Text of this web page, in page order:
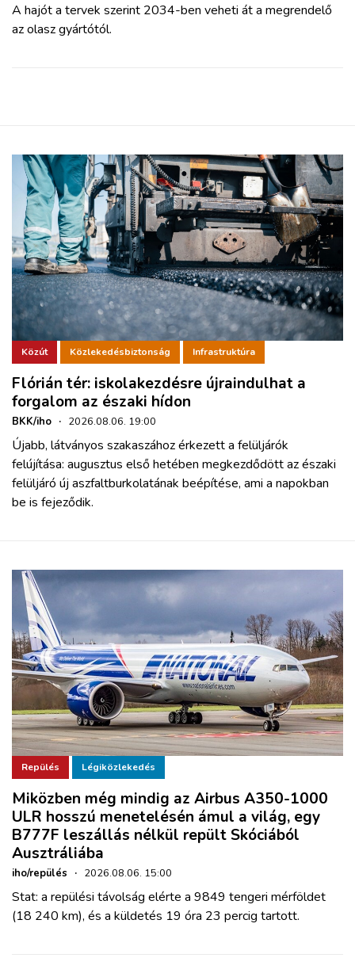
A hajót a tervek szerint 2034-ben veheti át a megrendelő
az olasz gyártótól.
Közút Közlekedésbiztonság Infrastruktúra
Flórián tér: iskolakezdésre újraindulhat a
forgalom az északi hídon
BKK/iho · 2026.08.06. 19:00
Újabb, látványos szakaszához érkezett a felüljárók
felújítása: augusztus első hetében megkezdődött az északi
felüljáró új aszfaltburkolatának beépítése, ami a napokban
be is fejeződik.
Repülés Légiközlekedés
Miközben még mindig az Airbus A350-1000
ULR hosszú menetelésén ámul a világ, egy
B777F leszállás nélkül repült Skóciából
Ausztráliába
iho/repülés · 2026.08.06. 15:00
Stat: a repülési távolság elérte a 9849 tengeri mérföldet
(18 240 km), és a küldetés 19 óra 23 percig tartott.